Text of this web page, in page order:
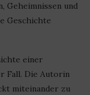
Geheimnissen und
Geschichte
einer
Fall. Die Autorin
miteinander zu